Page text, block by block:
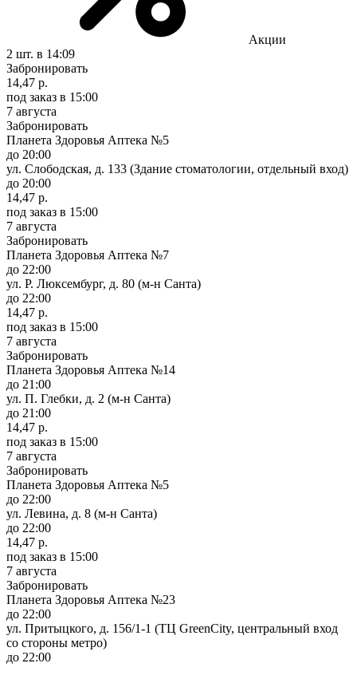
Акции
2 шт. в 14:09
Забронировать
14,47 р.
под заказ в 15:00
7 августа
Забронировать
Планета Здоровья Аптека №5
до 20:00
ул. Слободская, д. 133 (Здание стоматологии, отдельный вход)
до 20:00
14,47 р.
под заказ в 15:00
7 августа
Забронировать
Планета Здоровья Аптека №7
до 22:00
ул. Р. Люксембург, д. 80 (м-н Санта)
до 22:00
14,47 р.
под заказ в 15:00
7 августа
Забронировать
Планета Здоровья Аптека №14
до 21:00
ул. П. Глебки, д. 2 (м-н Санта)
до 21:00
14,47 р.
под заказ в 15:00
7 августа
Забронировать
Планета Здоровья Аптека №5
до 22:00
ул. Левина, д. 8 (м-н Санта)
до 22:00
14,47 р.
под заказ в 15:00
7 августа
Забронировать
Планета Здоровья Аптека №23
до 22:00
ул. Притыцкого, д. 156/1-1 (ТЦ GreenCity, центральный вход
со стороны метро)
до 22:00